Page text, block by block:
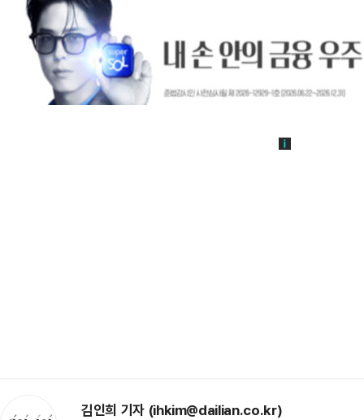
김인희 기자 (ihkim@dailian.co.kr)